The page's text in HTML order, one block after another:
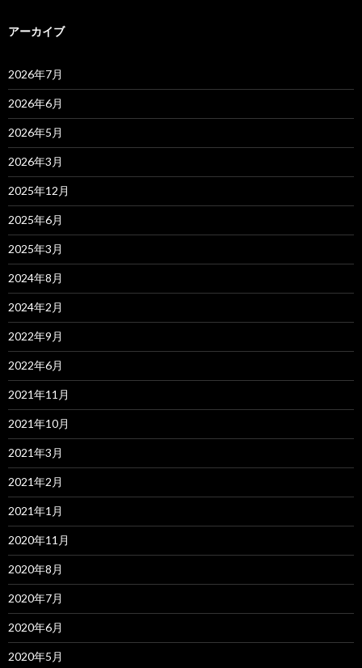
アーカイブ
2026年7月
2026年6月
2026年5月
2026年3月
2025年12月
2025年6月
2025年3月
2024年8月
2024年2月
2022年9月
2022年6月
2021年11月
2021年10月
2021年3月
2021年2月
2021年1月
2020年11月
2020年8月
2020年7月
2020年6月
2020年5月